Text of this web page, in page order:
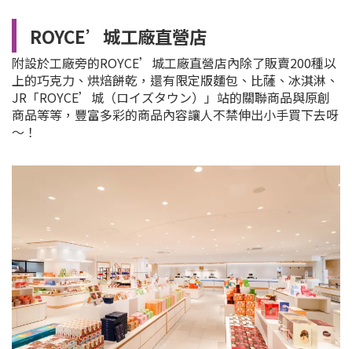
ROYCE’城工廠直營店
附設於工廠旁的ROYCE’城工廠直營店內除了販賣200種以
上的巧克力、烘焙餅乾，還有限定版麵包、比薩、冰淇淋、
JR「ROYCE’城（ロイズタウン）」站的關聯商品與原創
商品等等，豐富多彩的商品內容讓人不禁伸出小手買下去呀
～！